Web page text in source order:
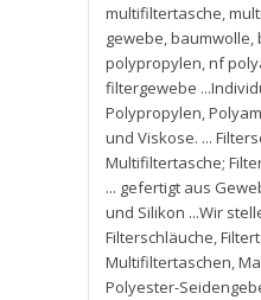
multifiltertasche,
gewebe,baumwolle,
polypropylen,nf
filtergewebe
Polypropylen,
und Viskose. ...
Multifiltertasche;
... gefertigt aus
und Silikon ...Wir
Filterschläuche,
Multifiltertaschen,
Polyester-